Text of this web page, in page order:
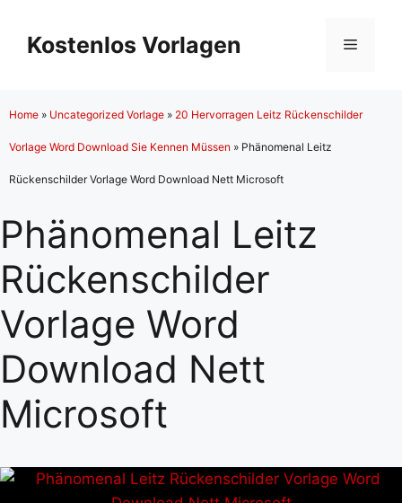
Inhalt
springen
Kostenlos Vorlagen Menü
Home » Uncategorized Vorlage » 20 Hervorragen Leitz Rückenschilder
Vorlage Word Download Sie Kennen Müssen » Phänomenal Leitz
Rückenschilder Vorlage Word Download Nett Microsoft
Phänomenal Leitz
Rückenschilder
Vorlage Word
Download Nett
Microsoft